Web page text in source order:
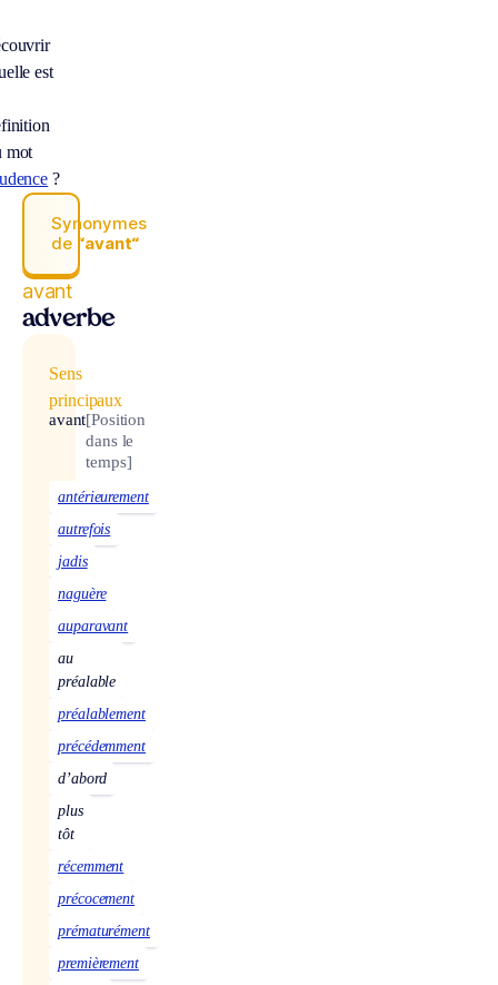
est
mot
?
Synonymes
de “avant“
avant
adverbe
Sens
principaux
avant[Position
dans le
temps]
antérieurement
autrefois
jadis
naguère
auparavant
au
préalable
préalablement
précédemment
d’abord
plus
tôt
récemment
précocement
prématurément
premièrement